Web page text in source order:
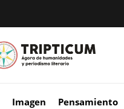
Imagen Pensamiento